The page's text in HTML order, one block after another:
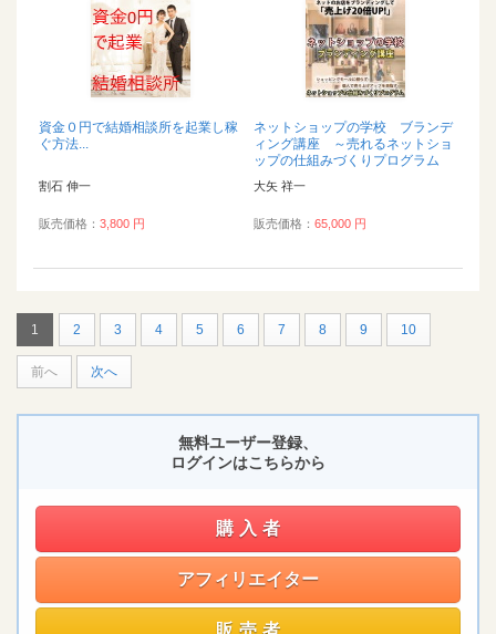
資金０円で結婚相談所を起業し稼
ぐ方法...
割石 伸一
販売価格： 3,800 円
ネットショップの学校 ブランデ
ィング講座 ～売れるネットショ
ップの仕組みづくりプログラム
～...
大矢 祥一
販売価格： 65,000 円
1 2 3 4 5 6 7 8 9 10
前へ 次へ
無料ユーザー登録、
ログインはこちらから
購入者
アフィリエイター